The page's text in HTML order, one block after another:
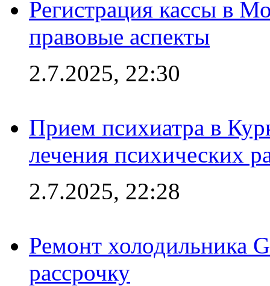
Регистрация кассы в
правовые аспекты
2.7.2025, 22:30
Прием психиатра в
лечения психических
2.7.2025, 22:28
Ремонт холодильника
рассрочку